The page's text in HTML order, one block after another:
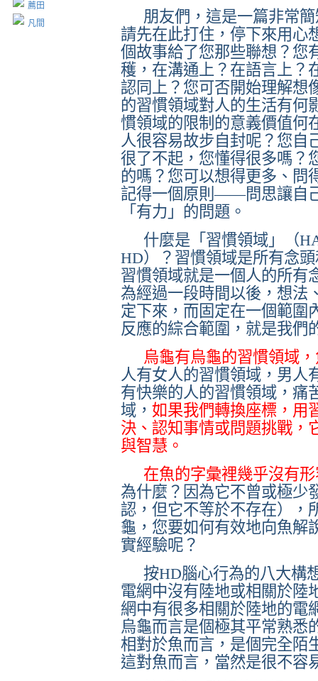
薦田
凡間
朋友們，這是一篇非常
請先在此打住，停下來用心
個故事給了您那些聯想？您
穫，在溝通上？在語言上？
認同上？您可否開始理解想
的習慣領域對人的生活有何
慣領域的限制的意義價值何
人很容易故步自封呢？您自
很了不起，您懂得很多嗎？
的嗎？您可以想得更多、問
記得一個原則——問思讓自
「有力」的問題。
什麼是「習慣領域」（
HD）？習慣領域是所有念
習慣領域就是一個人的所有
為經過一段時間以後，想法
定下來，而固定在一個範圍
反應的綜合範圍，就是我們
烏龜有烏龜的習慣領域
人有女人的習慣領域，男人
有快樂的人的習慣領域，痛
域， 如果我們轉換座標，用
決、認知事情或問題挑戰，
與智慧。
在魚的字彙裡幾乎沒有
為什麼？因為它不曾或極少
認，但它不等於不存在），
龜，您要如何有效地向魚解
實經驗呢？
按HD腦心行為的八大構
電網中沒有陸地或相關於陸
網中有很多相關於陸地的電
烏龜而言是個極其平常熟悉
相對於魚而言，是個完全陌
這對魚而言，當然是很不容